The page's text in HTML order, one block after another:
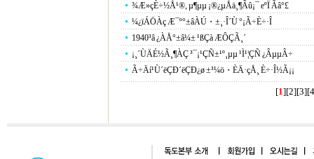
¾Æ»çÈ÷½Å¹®, µ¶µµ ¡®¿µÅä¸¶Âû¡¯ eºÏ Ãâ°£
¼­¿ïÁÖÀç Æ¯º°±âÀÚ・±¸·Î´Ù °¡Ã÷È÷·Î
1940³â ¿ÀÅ°±â¼± ¹ßÇà ÆÔÇÃ¸´
¡¸´ÙÄÉ½Ã¸¶ÀÇ ³¯¡¹ÇÑ±¹º¸µµ ¹Ì¹¦ÇÑ ¿ÂµµÂ÷
Ã÷Äí¹Ù´ëÇÐ´ëÇÐ¿ø ±³¼ö・ÈÄ·çÅ¸ È÷·Î½Ã¡¡
[1][2][3][4